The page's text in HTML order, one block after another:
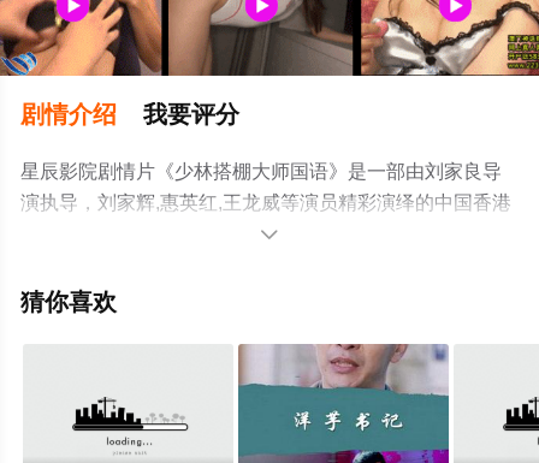
剧情介绍 我要评分
星辰影院剧情片《少林搭棚大师国语》是一部由刘家良导
演执导，刘家辉,惠英红,王龙威等演员精彩演绎的中国香港
电影，手机免费观看高清未删减完整版电影大全就上星辰
网等平台了解。

猜你喜欢